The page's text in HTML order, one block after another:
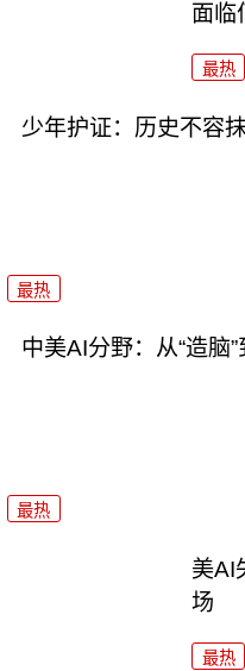
面临
最热
少年护证：历史不容
最热
中美AI分野：从“造脑
最热
美AI
场
最热